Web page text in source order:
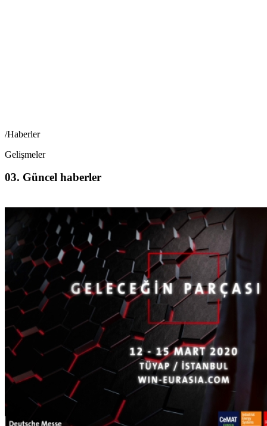
/Haberler
Gelişmeler
03. Güncel haberler